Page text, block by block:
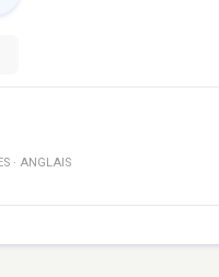
· ANGLAIS